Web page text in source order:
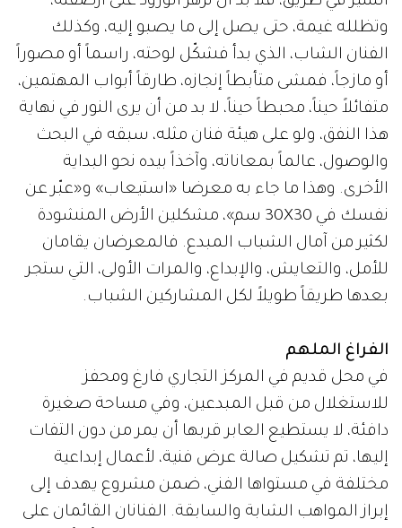
وتظلله غيمة، حتى يصل إلى ما يصبو إليه، وكذلك
الفنان الشاب، الذي بدأ فشكّل لوحته، راسماً أو مصوراً
أو مازجاً، فمشى متأبطاً إنجازه، طارقاً أبواب المهتمين،
متفائلاً حيناً، محبطاً حيناً، لا بد من أن يرى النور في نهاية
هذا النفق، ولو على هيئة فنان مثله، سبقه في البحث
والوصول، عالماً بمعاناته، وآخذاً بيده نحو البداية
الأخرى. وهذا ما جاء به معرضا «استيعاب» و«عبّر عن
نفسك في 30X30 سم»، مشكلين الأرض المنشودة
لكثير من آمال الشباب المبدع. فالمعرضان يقامان
للأمل، والتعايش، والإبداع، والمرات الأولى، التي ستجر
بعدها طريقاً طويلاً لكل المشاركين الشباب.
الفراغ الملهم
في محل قديم في المركز التجاري فارغ ومحفز
للاستغلال من قبل المبدعين، وفي مساحة صغيرة
دافئة، لا يستطيع العابر قربها أن يمر من دون التفات
إليها، تم تشكيل صالة عرض فنية، لأعمال إبداعية
مختلفة في مستواها الفني، ضمن مشروع يهدف إلى
إبراز المواهب الشابة والسابقة. الفنانان القائمان على